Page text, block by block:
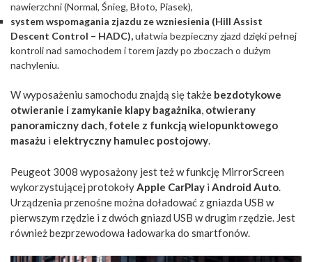
nawierzchni (Normal, Śnieg, Błoto, Piasek),
system wspomagania zjazdu ze wzniesienia (Hill Assist
Descent Control – HADC),ułatwia bezpieczny zjazd dzięki pełnej
kontroli nad samochodem i torem jazdy po zboczach o dużym
nachyleniu.
W wyposażeniu samochodu znajdą się także bezdotykowe
otwieranie i zamykanie klapy bagażnika, otwierany
panoramiczny dach, fotele z funkcją wielopunktowego
masażu i elektryczny hamulec postojowy.
Peugeot 3008 wyposażony jest też w funkcję MirrorScreen
wykorzystującej protokołyApple CarPlay i Android Auto.
Urządzenia przenośne można doładować z gniazda USB w
pierwszym rzędzie i z dwóch gniazd USB w drugim rzędzie. Jest
również bezprzewodowa ładowarka do smartfonów.